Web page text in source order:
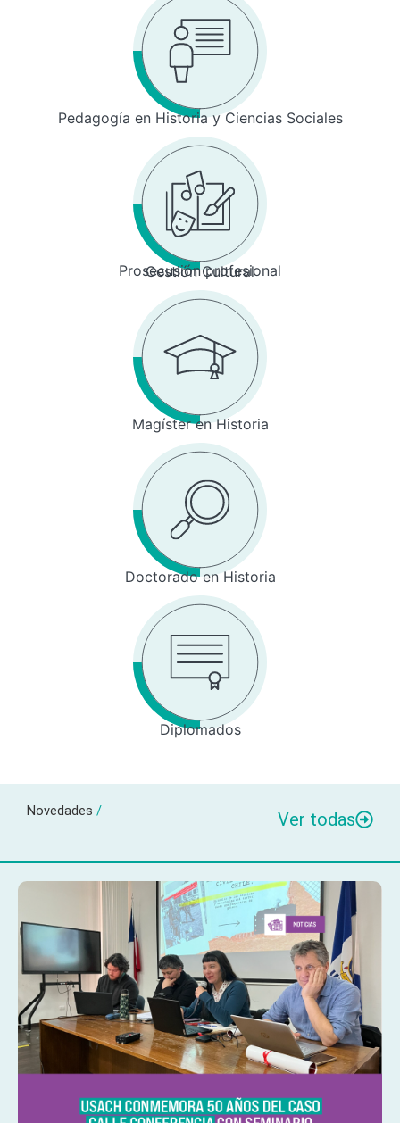
Pedagogía en Historia y Ciencias Sociales
Prosecusión profesional
Gestión Cultural
Magíster en Historia
Doctorado en Historia
Diplomados
Novedades / Ver todas